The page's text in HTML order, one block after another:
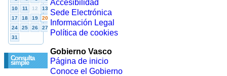
Consulta
simple
Accesibilidad
Sede Electrónica
Información Legal
Política de cookies
Gobierno Vasco
Página de inicio
Conoce el Gobierno